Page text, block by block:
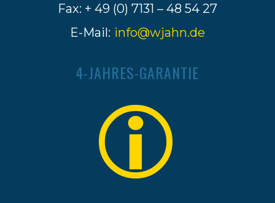
Fax: + 49 (0) 7131 – 48 54 27
E-Mail: info@wjahn.de
4-JAHRES-GARANTIE